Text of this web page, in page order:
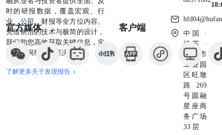
均有所回落，但跨年资金（14天）利率明显上行，推升整体
加权利率，央行的投放也呈现“缩短（7天）投长（14
天）”特征；与此同时，短期跨年存单（1M/3M）利率也持
续走高。国信狭义流动性高频扩散指数较此前一周（12月11
日-12月15日）降低0.18至100.86。其中价格指标贡
献-109.22%，数量指标贡献9.22%。价格指数下降（紧缩）
主要由R/DR加权利率偏离度（7天/14天利率减去同期限政
策利率）总体环比上行拖累，上周全周标准化后的同业存单
加权利率和R001环比下行支撑。数量上，央行上周逆回购
超量续作对数量指标形成支撑。除跨年因素外，本周需关注
以下因素的扰动：同业存单到期超过5000亿元。 央行公开
市场操作：上周，央行净投放流动性资金3060亿元。其中：
7天逆回购净投放-6040亿元（到期12760亿元，投放6720亿
时的研报数据，覆盖宏观、行
业、公司、财报等全方位内容。
凭借前沿的技术与极简的设计，
我们助您高效获取关键信息，实
现深度洞察与精准决策。
了解更多关于发现报告 >
官方媒体 客户端
中国 ·
江苏 ·
苏州市
工业园
区旺墩
路269
号圆融
星座商
务广场
33 层